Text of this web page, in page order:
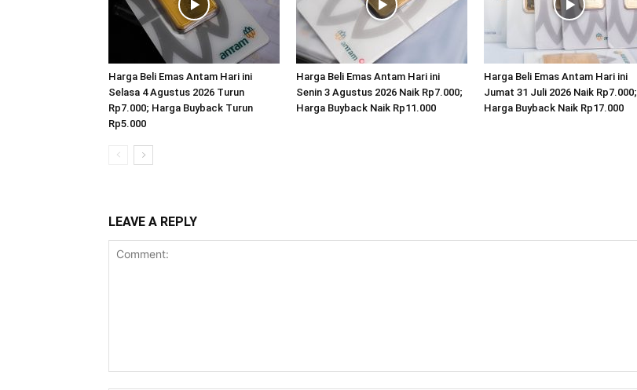
Harga Beli Emas Antam Hari ini
Selasa 4 Agustus 2026 Turun
Rp7.000; Harga Buyback Turun
Rp5.000
Harga Beli Emas Antam Hari ini
Senin 3 Agustus 2026 Naik Rp7.000;
Harga Buyback Naik Rp11.000
Harga Beli Emas Antam Hari ini
Jumat 31 Juli 2026 Naik Rp7.000;
Harga Buyback Naik Rp17.000
LEAVE A REPLY